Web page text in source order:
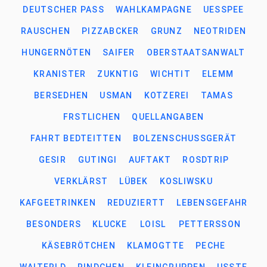
DEUTSCHER PASS WAHLKAMPAGNE UESSPEE
RAUSCHEN PIZZABCKER GRUNZ NEOTRIDEN
HUNGERNÖTEN SAIFER OBERSTAATSANWALT
KRANISTER ZUKNTIG WICHTIT ELEMM
BERSEDHEN USMAN KOTZEREI TAMAS
FRSTLICHEN QUELLANGABEN
FAHRT BEDTEITTEN BOLZENSCHUSSGERÄT
GESIR GUTINGI AUFTAKT ROSDTRIP
VERKLÄRST LÜBEK KOSLIWSKU
KAFGEETRINKEN REDUZIERTT LEBENSGEFAHR
BESONDERS KLUCKE LOISL PETTERSSON
KÄSEBRÖTCHEN KLAMOGTTE PECHE